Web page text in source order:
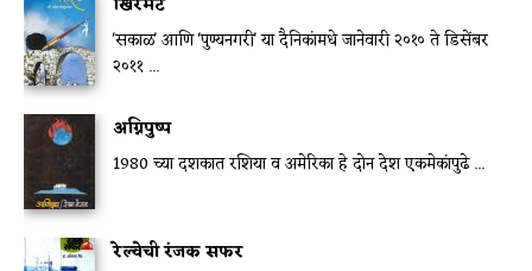
'सकाळ' आणि 'पुण्यनगरी' या दैनिकांमधे जानेवारी २०१० ते डिसेंबर
२०११ ...
अग्निपुष्प
1980 च्या दशकात रशिया व अमेरिका हे दोन देश एकमेकांपुढे ...
रेल्वेची रंजक सफर